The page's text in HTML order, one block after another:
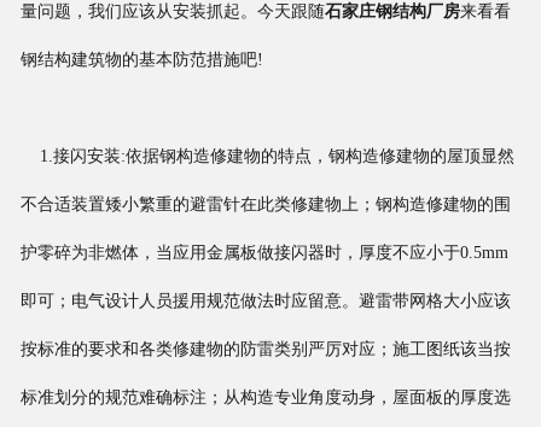
新闻中心
案例展示
联系我们
量问题，我们应该从安装抓起。今天跟随石家庄钢结构厂房来看看
钢结构建筑物的基本防范措施吧!
1.接闪安装:依据钢构造修建物的特点，钢构造修建物的屋顶显然
不合适装置矮小繁重的避雷针在此类修建物上；钢构造修建物的围
护零碎为非燃体，当应用金属板做接闪器时，厚度不应小于0.5mm
即可；电气设计人员援用规范做法时应留意。避雷带网格大小应该
按标准的要求和各类修建物的防雷类别严厉对应；施工图纸该当按
标准划分的规范难确标注；从构造专业角度动身，屋面板的厚度选